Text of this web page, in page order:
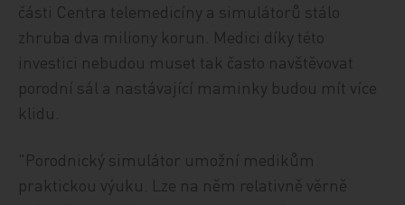
části Centra telemedicíny a simulátorů stálo
zhruba dva miliony korun. Medici díky této
investici nebudou muset tak často navštěvovat
porodní sál a nastávající maminky budou mít více
klidu.
"Porodnický simulátor umožní medikům
praktickou výuku. Lze na něm relativně věrně